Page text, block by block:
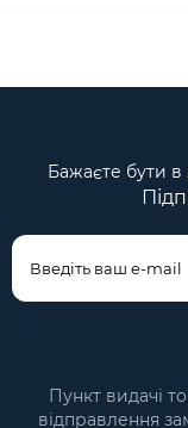
Бажаєте бути в
Пункт видачі
відправлення